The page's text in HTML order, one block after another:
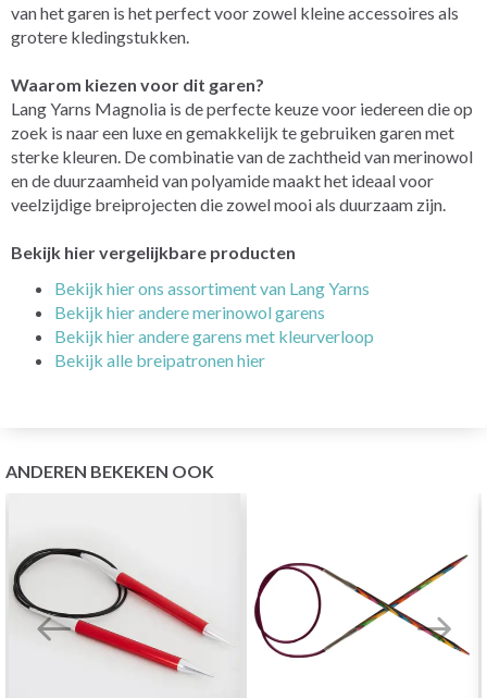
van het garen is het perfect voor zowel kleine accessoires als
grotere kledingstukken.
Waarom kiezen voor dit garen?
Lang Yarns Magnolia is de perfecte keuze voor iedereen die op
zoek is naar een luxe en gemakkelijk te gebruiken garen met
sterke kleuren. De combinatie van de zachtheid van merinowol
en de duurzaamheid van polyamide maakt het ideaal voor
veelzijdige breiprojecten die zowel mooi als duurzaam zijn.
Bekijk hier vergelijkbare producten
Bekijk hier ons assortiment van Lang Yarns
Bekijk hier andere merinowol garens
Bekijk hier andere garens met kleurverloop
Bekijk alle breipatronen hier
ANDEREN BEKEKEN OOK